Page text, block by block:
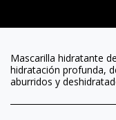
Mascarilla hidratante
hidratación profunda,
aburridos y